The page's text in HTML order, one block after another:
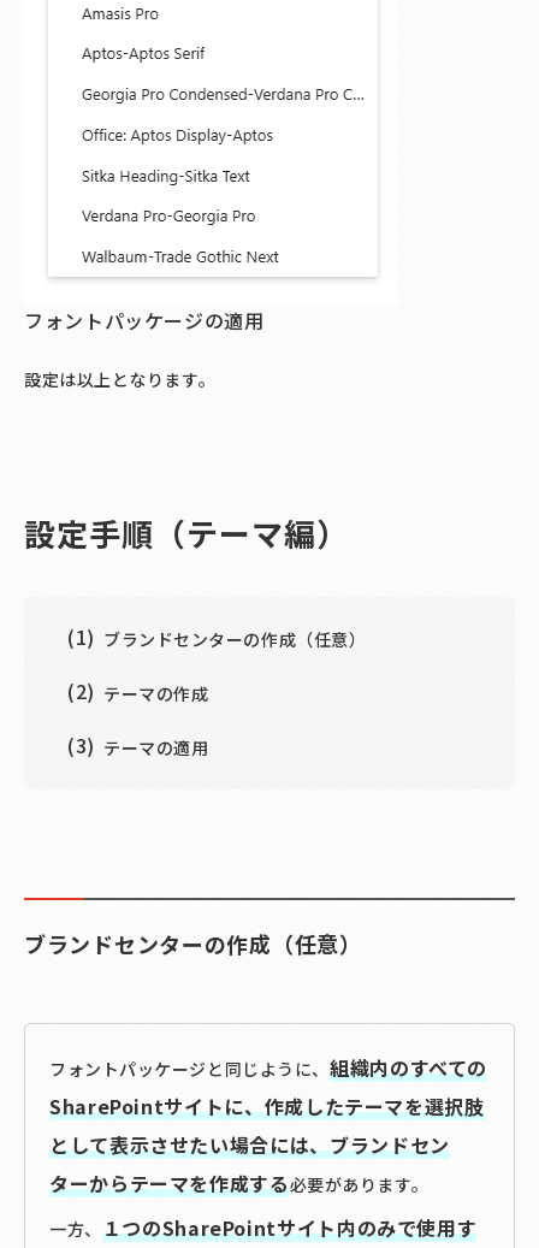
フォントパッケージの適用
設定は以上となります。
設定手順（テーマ編）
ブランドセンターの作成（任意）
テーマの作成
テーマの適用
ブランドセンターの作成（任意）
フォントパッケージと同じように、 組織内のすべての
SharePointサイトに、作成したテーマを選択肢
として表示させたい場合には、ブランドセン
ターからテーマを作成する必要があります。
一方、 １つのSharePointサイト内のみで使用す